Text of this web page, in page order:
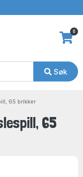
Søk
0
65 brikker
65